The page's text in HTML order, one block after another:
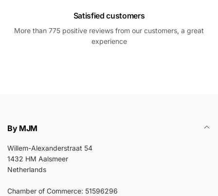
Satisfied customers
More than 775 positive reviews from our customers, a great
experience
By MJM
Willem-Alexanderstraat 54
1432 HM Aalsmeer
Netherlands
Chamber of Commerce: 51596296